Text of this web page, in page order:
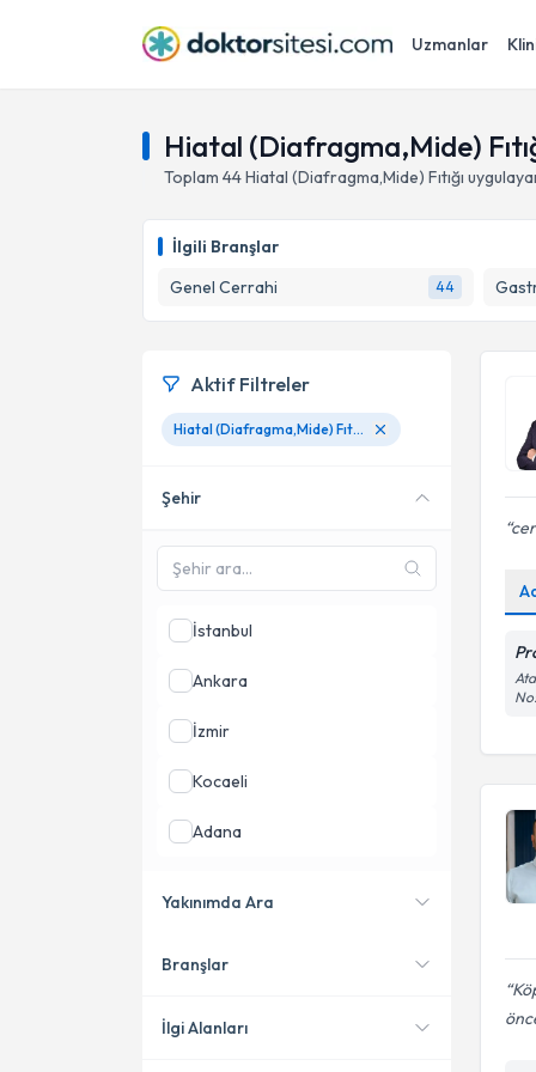
Uzmanlar
Hiatal (Diafragma,Mide)
Toplam 44Hiatal (Diafragma,Mide) Fıtığı
İlgili Branşlar
Genel Cerrahi
44
Aktif Filtreler
Hiatal (Diafragma,Mide) Fıtığı
Şehir
İstanbul
Ankara
İzmir
Kocaeli
Adana
Yakınımda Ara
Konumuma yakın uzmanları
Branşlar
İlgi Alanları